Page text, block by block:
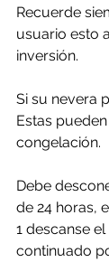
Recuerde
usuario esto
inversión.
Si su nevera
Estas
congelación.
Debe
de 24 horas,
1 descanse
continuado